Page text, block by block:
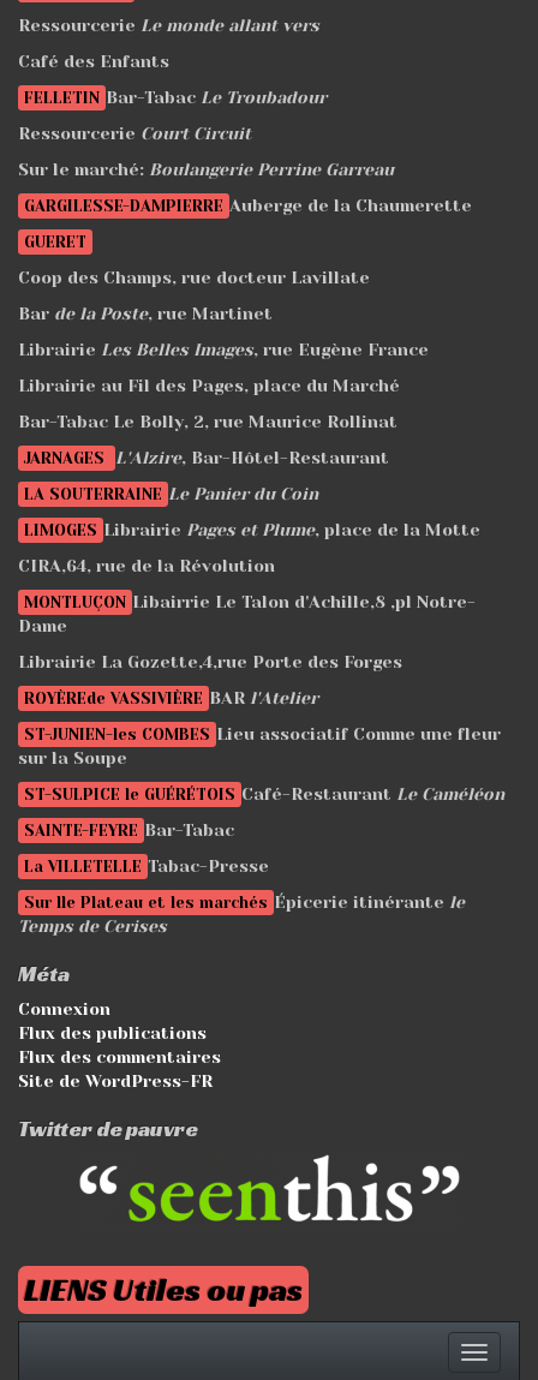
Ressourcerie Le monde allant vers
Café des Enfants
FELLETIN Bar-Tabac Le Troubadour
Ressourcerie Court Circuit
Sur le marché: Boulangerie Perrine Garreau
GARGILESSE-DAMPIERRE Auberge de la Chaumerette
GUERET
Coop des Champs, rue docteur Lavillate
Bar de la Poste, rue Martinet
Librairie Les Belles Images, rue Eugène France
Librairie au Fil des Pages, place du Marché
Bar-Tabac Le Bolly, 2, rue Maurice Rollinat
JARNAGES L'Alzire, Bar-Hôtel-Restaurant
LA SOUTERRAINE Le Panier du Coin
LIMOGES Librairie Pages et Plume, place de la Motte
CIRA,64, rue de la Révolution
MONTLUÇON Libairrie Le Talon d'Achille,8 ,pl Notre-
Dame
Librairie La Gozette,4,rue Porte des Forges
ROYÈREde VASSIVIÈRE BAR l'Atelier
ST-JUNIEN-les COMBES Lieu associatif Comme une fleur
sur la Soupe
ST-SULPICE le GUÉRÉTOIS Café-Restaurant Le Caméléon
SAINTE-FEYRE Bar-Tabac
La VILLETELLE Tabac-Presse
Sur lle Plateau et les marchés Épicerie itinérante le
Temps de Cerises
Méta
Connexion
Flux des publications
Flux des commentaires
Site de WordPress-FR
Twitter de pauvre
LIENS Utiles ou pas